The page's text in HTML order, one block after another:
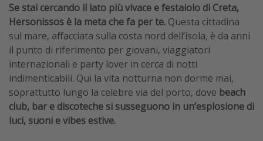
Se stai cercando il lato più vivace e festaiolo di Creta,
Hersonissos è la meta che fa per te. Questa cittadina
sul mare, affacciata sulla costa nord dell’isola, è da anni
il punto di riferimento per giovani, viaggiatori
internazionali e party lover in cerca di notti
indimenticabili. Qui la vita notturna non dorme mai,
soprattutto lungo la celebre via del porto, dove beach
club, bar e discoteche si susseguono in un’esplosione di
luci, suoni e vibes estive.